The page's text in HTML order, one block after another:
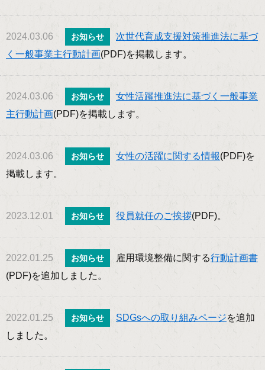
2024.03.06 お知らせ
次世代育成支援対策推進法に基づ
く一般事業主行動計画(PDF)を掲載します。
2024.03.06 お知らせ
女性活躍推進法に基づく一般事業
主行動計画(PDF)を掲載します。
2024.03.06 お知らせ 女性の活躍に関する情報(PDF)を
掲載します。
2023.12.01 お知らせ 役員就任のご挨拶(PDF)。
2022.01.25 お知らせ 雇用環境整備に関する行動計画書
(PDF)を追加しました。
2022.01.25 お知らせ SDGsへの取り組みページを追加
しました。